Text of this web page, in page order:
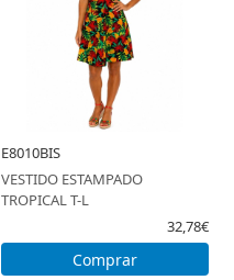
E8010BIS
VESTIDO ESTAMPADO
TROPICAL T-L
32,78€
Comprar